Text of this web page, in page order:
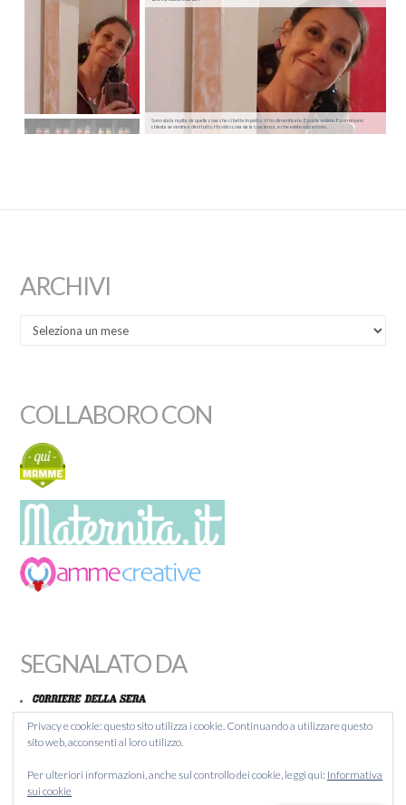
Sono stata rapita da quella cosa che ci batte in petto. Vi ho dimenticate. E poi ricordate. E poi mi sono
chiesta se venire a dirvi tutto. Ho visto cosa sia la coscienza, e che esiste solo amore.
ARCHIVI
COLLABORO CON
SEGNALATO DA
MAMMACHEBLOG
LIQUIDA
Privacy e cookie: questo sito utilizza i cookie. Continuando a utilizzare questo
sito web, acconsenti al loro utilizzo.
Per ulteriori informazioni, anche sul controllo dei cookie, leggi qui: Informativa
sui cookie